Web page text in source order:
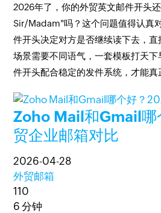
2026年了，你的外贸英文邮件开头
Sir/Madam"吗？这个问题值得认真
件开头决定对方是否继续读下去，
场景需要不同语气，一套模板打天
件开头配合稳定的发件系统，才能真
Zoho Mail和Gmail
贸企业邮箱对比
2026-04-28
外贸邮箱
110
6 分钟